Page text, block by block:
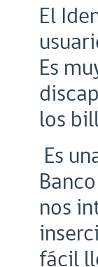
El
Es
los
Es
nos
fácil